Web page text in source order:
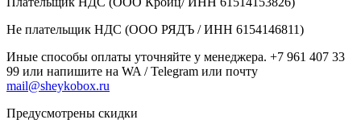
Не плательщик НДС (ООО РЯДЪ / ИНН 6154146811)
Иные способы оплаты уточняйте у менеджера. +7 961 407 33
99 или напишите на WA / Telegram или почту
mail@sheykobox.ru
Предусмотрены скидки